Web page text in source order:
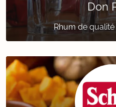
Don
Rhum de